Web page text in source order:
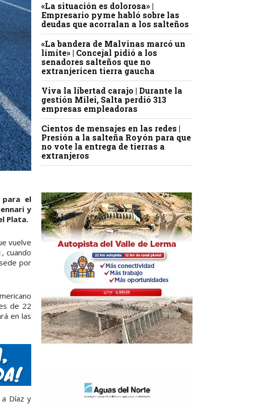
para el
y
Plata.
vuelve
cuando
por
de 22
en las
Díaz y
«La situación es dolorosa» |
Empresario pyme habló sobre las
deudas que acorralan a los salteños
«La bandera de Malvinas marcó un
límite» | Concejal pidió a los
senadores salteños que no
extranjericen tierra gaucha
Viva la libertad carajo | Durante la
gestión Milei, Salta perdió 313
empresas empleadoras
Cientos de mensajes en las redes |
Presión a la salteña Royón para que
no vote la entrega de tierras a
extranjeros